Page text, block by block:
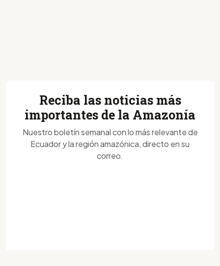
Reciba las noticias más
importantes de la Amazonía
Nuestro boletín semanal con lo más relevante de
Ecuador y la región amazónica, directo en su
correo.